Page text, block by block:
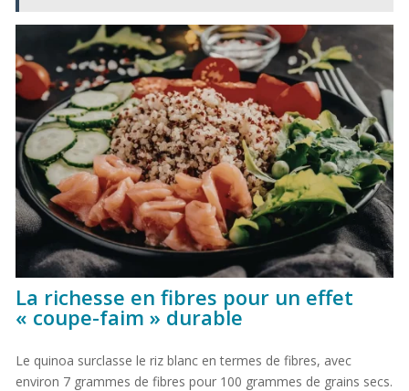
La richesse en fibres pour un effet
« coupe-faim » durable
Le quinoa surclasse le riz blanc en termes de fibres, avec
environ 7 grammes de fibres pour 100 grammes de grains secs.